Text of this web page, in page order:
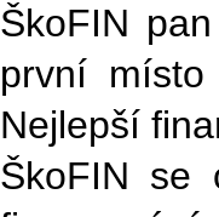
ŠkoFIN
první
Nejlepší
ŠkoFIN se